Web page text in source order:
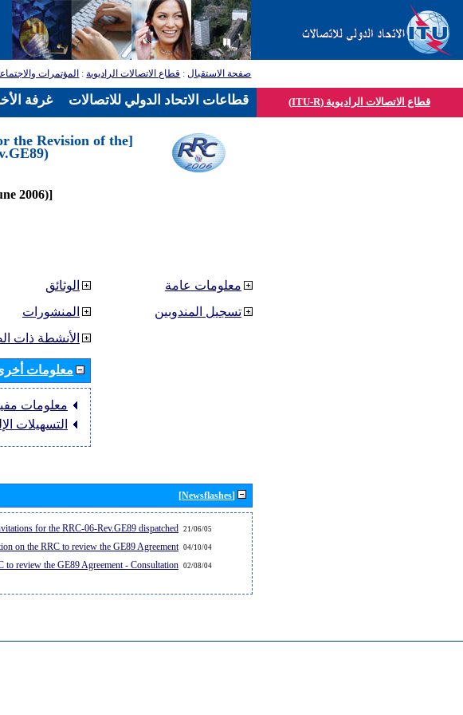
صفحة الاستقبال: قطاع الاتصالات الراديوية: المؤتمرات
قطاع الاتصالات الراديوية (ITU-R)
the Revision of the
[(Geneva, Switzerland, 15 May-16 June 2006)]
الوثائق
المنشورات
الأنشطة ذات
معلومات
معلومات
التسهيلات
معلومات عامة
تسجيل المندوبين
[Newsflashes]
21/06/05
for the RRC-06-Rev.GE89 dispatched...
04/10/04
on the RRC to review the GE89 Agreement
02/08/04
to review the GE89 Agreement - Consultation
غرفة قطاعات الاتحاد الدولي للاتصالات